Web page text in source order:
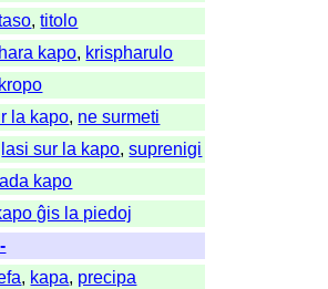
,titolo
kapo, krispharulo
kropo
la kapo, ne surmeti
lasi sur la kapo,suprenigi
kapo
ĝis la piedoj
, kapa, precipa